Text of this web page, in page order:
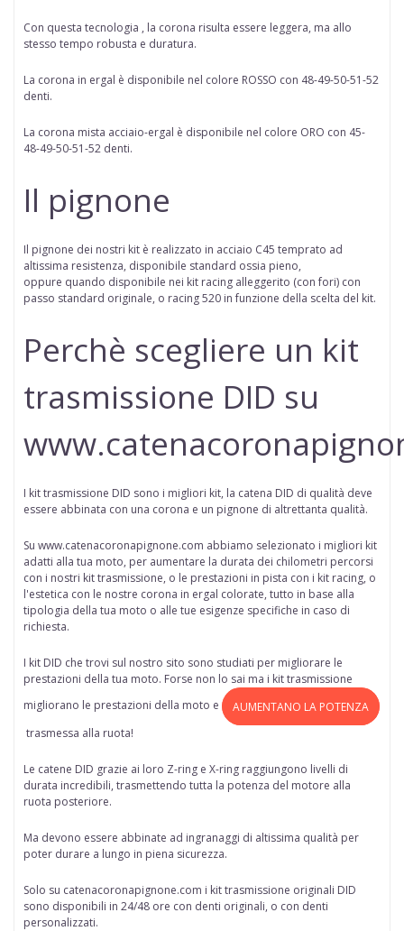
Con questa tecnologia , la corona risulta essere leggera, ma allo
stesso tempo robusta e duratura.
La corona in ergal è disponibile nel colore ROSSO con 48-49-50-51-52
denti.
La corona mista acciaio-ergal è disponibile nel colore ORO con 45-
48-49-50-51-52 denti.
Il pignone
Il pignone dei nostri kit è realizzato in acciaio C45 temprato ad
altissima resistenza, disponibile standard ossia pieno,
oppure quando disponibile nei kit racing alleggerito (con fori) con
passo standard originale, o racing 520 in funzione della scelta del kit.
Perchè scegliere un kit
trasmissione DID su
I kit trasmissione DID sono i migliori kit, la catena DID di qualità deve
essere abbinata con una corona e un pignone di altrettanta qualità.
Su www.catenacoronapignone.com abbiamo selezionato i migliori kit
adatti alla tua moto, per aumentare la durata dei chilometri percorsi
con i nostri kit trasmissione, o le prestazioni in pista con i kit racing, o
l'estetica con le nostre corona in ergal colorate, tutto in base alla
tipologia della tua moto o alle tue esigenze specifiche in caso di
richiesta.
I kit DID che trovi sul nostro sito sono studiati per migliorare le
prestazioni della tua moto. Forse non lo sai ma i kit trasmissione
migliorano le prestazioni della moto e
AUMENTANO LA POTENZA
trasmessa alla ruota!
Le catene DID grazie ai loro Z-ring e X-ring raggiungono livelli di
durata incredibili, trasmettendo tutta la potenza del motore alla
ruota posteriore.
Ma devono essere abbinate ad ingranaggi di altissima qualità per
poter durare a lungo in piena sicurezza.
Solo su catenacoronapignone.com i kit trasmissione originali DID
sono disponibili in 24/48 ore con denti originali, o con denti
personalizzati.